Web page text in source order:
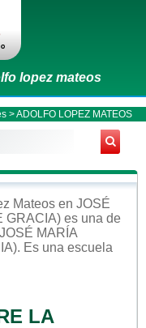
lopez mateos
> ADOLFO LOPEZ MATEOS
Mateos en JOSÉ
GRACIA) es una de
JOSÉ MARÍA
. Es una escuela
LA